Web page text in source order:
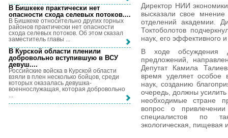
Директор НИИ
высказали свое
отделений академии.
Токтоболотов
наук, его эффективного
В ходе обсуждения
предложений,
Депутат Камила
время уделяет особое
наук, созданию
очередь, должны
необходимые стране
вопрос о
специалистов по
экологическая, пищевая
В Бишкеке практически нет
опасности схода селевых потоков....
В Бишкеке относительно других горных
районов практически нет опасности
схода селевых потоков. Об этом сказал
заместитель главы ...
В Курской области пленили
добровольно вступившую в ВСУ
девуш....
Российские войска в Курской области
взяли в плен несколько бойцов, среди
которых оказалась девушка-
военнослужащая, которая добровольно
...